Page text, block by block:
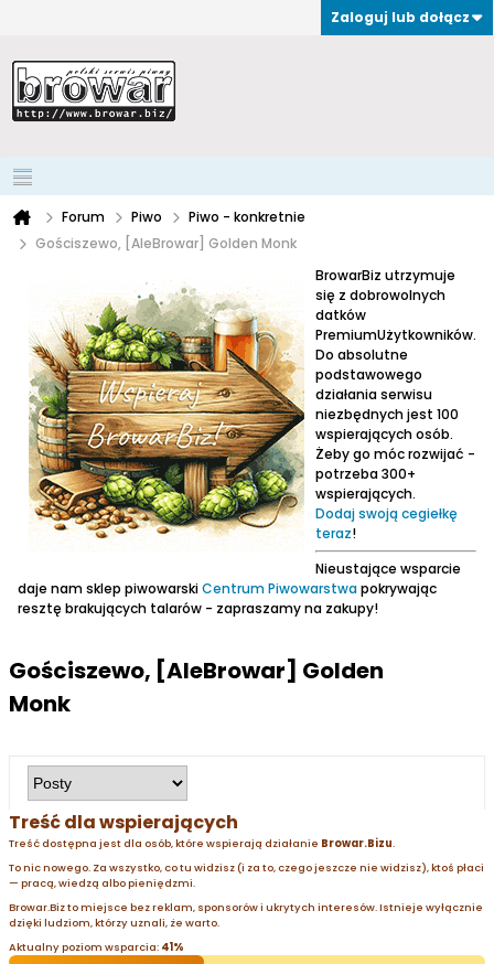
Zaloguj lub dołącz
Forum Piwo
Piwo - konkretnie
Gościszewo, [AleBrowar] Golden Monk
BrowarBiz utrzymuje
się z dobrowolnych
datków
PremiumUżytkowników.
Do absolutne
podstawowego
działania serwisu
niezbędnych jest 100
wspierających osób.
Żeby go móc rozwijać -
potrzeba 300+
wspierających.
Dodaj swoją cegiełkę
teraz!
Nieustające wsparcie
daje nam sklep piwowarskiCentrum Piwowarstwapokrywając
resztę brakujących talarów - zapraszamy na zakupy!
Gościszewo, [AleBrowar] Golden
Monk
Treść dla wspierających
Treść dostępna jest dla osób, które wspierają działanie Browar.Bizu.
To nic nowego. Za wszystko, co tu widzisz (i za to, czego jeszcze nie widzisz), ktoś płaci
— pracą, wiedzą albo pieniędzmi.
Browar.Biz to miejsce bez reklam, sponsorów i ukrytych interesów. Istnieje wyłącznie
dzięki ludziom, którzy uznali, że warto.
Aktualny poziom wsparcia: 41%